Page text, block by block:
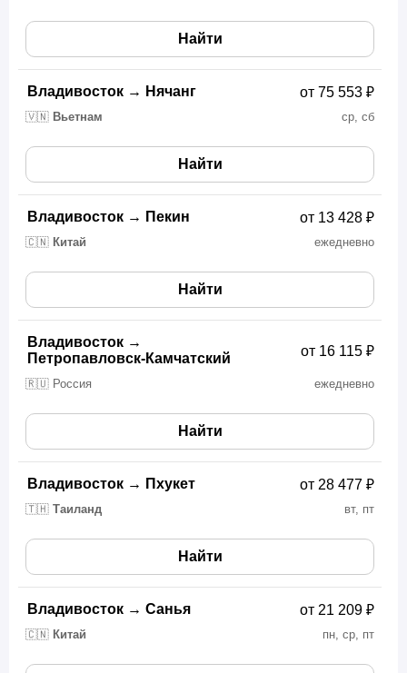
Найти
Владивосток → Нячанг
🇻🇳 Вьетнам ср, сб
от 75 553 ₽
Найти
Владивосток → Пекин
🇨🇳 Китай ежедневно
от 13 428 ₽
Найти
Владивосток →
Петропавловск-Камчатский
🇷🇺 Россия ежедневно
от 16 115 ₽
Найти
Владивосток → Пхукет
🇹🇭 Таиланд вт, пт
от 28 477 ₽
Найти
Владивосток → Санья
🇨🇳 Китай пн, ср, пт
от 21 209 ₽